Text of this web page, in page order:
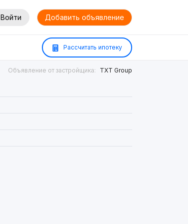
Войти Добавить объявление
Рассчитать ипотеку
Объявление от застройщика: TXT Group